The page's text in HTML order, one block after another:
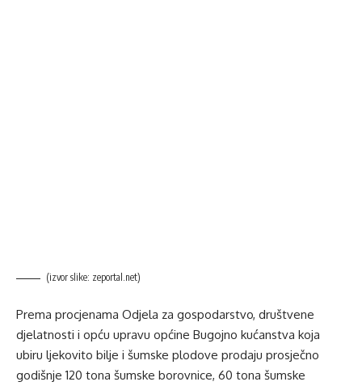
(izvor slike: zeportal.net)
Prema procjenama Odjela za gospodarstvo, društvene
djelatnosti i opću upravu općine Bugojno kućanstva koja
ubiru ljekovito bilje i šumske plodove prodaju prosječno
godišnje 120 tona šumske borovnice, 60 tona šumske